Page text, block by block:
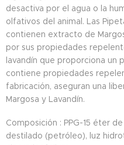
desactiva por el agua o la
olfativos del animal. Las
contienen extracto de
por sus propiedades
lavandín que proporciona un
contiene propiedades
fabricación, aseguran una
Margosa y Lavandín.
Composición : PPG-15 éter
destilado (petróleo), luz